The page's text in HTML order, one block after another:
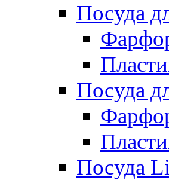
Посуда
Посуда
Посуда